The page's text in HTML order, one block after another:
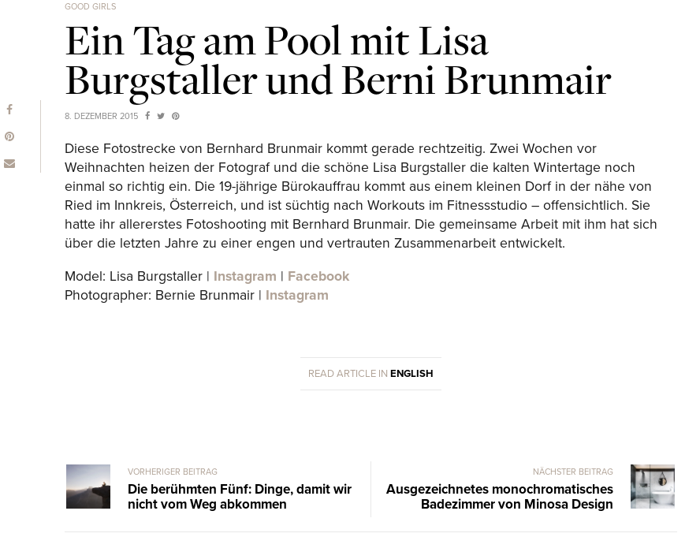
GOOD GIRLS
Ein Tag am Pool mit Lisa
Burgstaller und Berni Brunmair
8. DEZEMBER 2015
Diese Fotostrecke von Bernhard Brunmair kommt gerade rechtzeitig. Zwei Wochen vor
Weihnachten heizen der Fotograf und die schöne Lisa Burgstaller die kalten Wintertage noch
einmal so richtig ein. Die 19-jährige Bürokauffrau kommt aus einem kleinen Dorf in der nähe von
Ried im Innkreis, Österreich, und ist süchtig nach Workouts im Fitnessstudio – offensichtlich. Sie
hatte ihr allererstes Fotoshooting mit Bernhard Brunmair. Die gemeinsame Arbeit mit ihm hat sich
über die letzten Jahre zu einer engen und vertrauten Zusammenarbeit entwickelt.
Model: Lisa Burgstaller | Instagram | Facebook
Photographer: Bernie Brunmair | Instagram
READ ARTICLE IN ENGLISH
VORHERIGER BEITRAG
Die berühmten Fünf: Dinge, damit wir
nicht vom Weg abkommen
NÄCHSTER BEITRAG
Ausgezeichnetes monochromatisches
Badezimmer von Minosa Design